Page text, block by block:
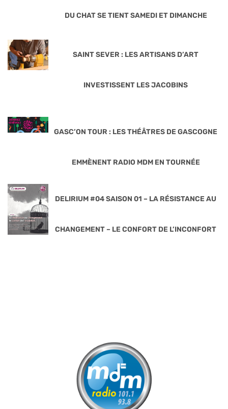
DU CHAT SE TIENT SAMEDI ET DIMANCHE
SAINT SEVER : LES ARTISANS D’ART
INVESTISSENT LES JACOBINS
GASC’ON TOUR : LES THÉÂTRES DE GASCOGNE
EMMÈNENT RADIO MDM EN TOURNÉE
DELIRIUM #04 SAISON 01 – LA RÉSISTANCE AU
CHANGEMENT – LE CONFORT DE L’INCONFORT